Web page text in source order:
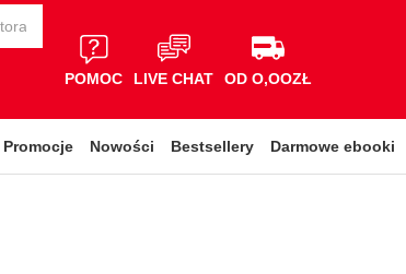
POMOC LIVE CHAT OD O,OOZŁ
Promocje Nowości Bestsellery Darmowe ebooki